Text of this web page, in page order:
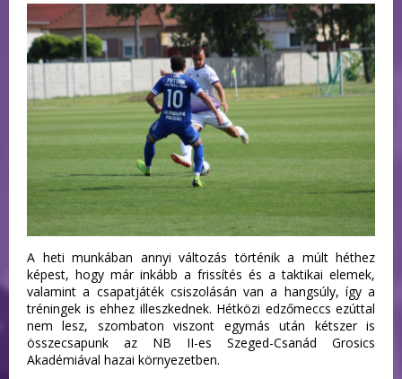
A heti munkában annyi változás történik a múlt héthez
képest, hogy már inkább a frissítés és a taktikai elemek,
valamint a csapatjáték csiszolásán van a hangsúly, így a
tréningek is ehhez illeszkednek. Hétközi edzőmeccs ezúttal
nem lesz, szombaton viszont egymás után kétszer is
összecsapunk az NB II-es Szeged-Csanád Grosics
Akadémiával hazai környezetben.